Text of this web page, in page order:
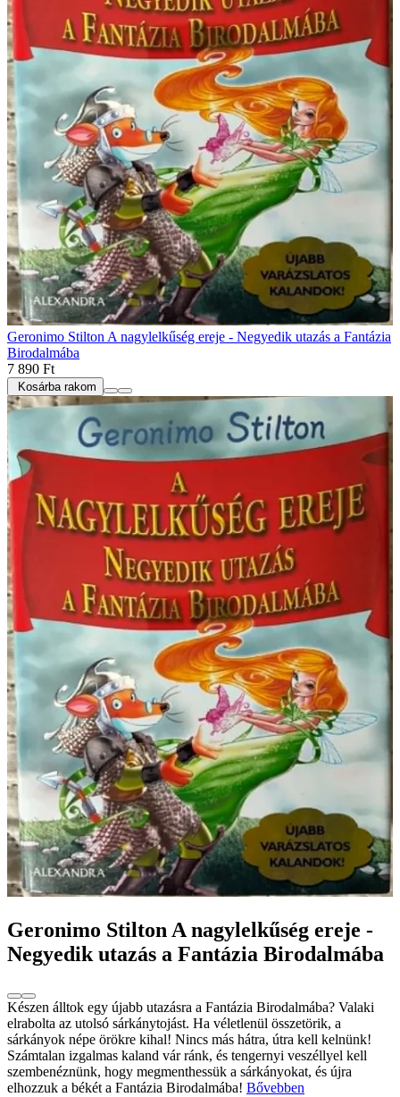
Geronimo Stilton A nagylelkűség ereje - Negyedik utazás a Fantázia
Birodalmába
7 890 Ft
Kosárba rakom
Geronimo Stilton A nagylelkűség ereje -
Negyedik utazás a Fantázia Birodalmába
Készen álltok egy újabb utazásra a Fantázia Birodalmába? Valaki
elrabolta az utolsó sárkánytojást. Ha véletlenül összetörik, a
sárkányok népe örökre kihal! Nincs más hátra, útra kell kelnünk!
Számtalan izgalmas kaland vár ránk, és tengernyi veszéllyel kell
szembenéznünk, hogy megmenthessük a sárkányokat, és újra
elhozzuk a békét a Fantázia Birodalmába! Bővebben